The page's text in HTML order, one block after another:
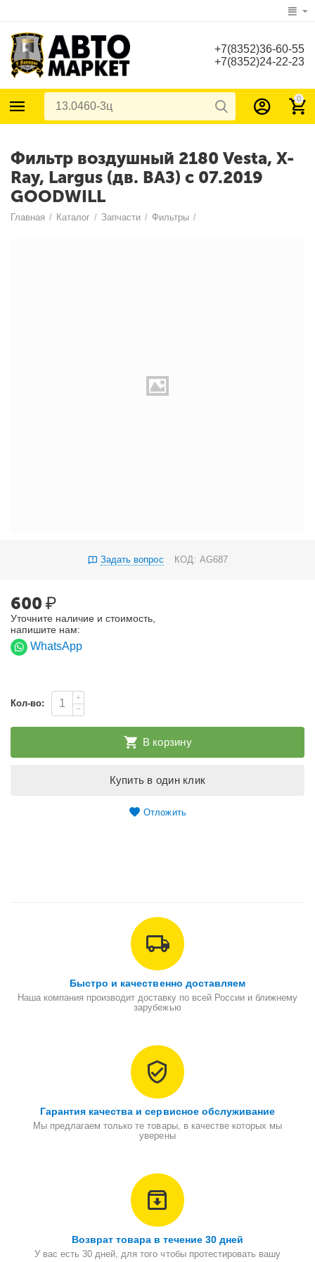
+7(8352)36-60-55
+7(8352)24-22-23
0
Фильтр воздушный 2180 Vesta, X-
Ray, Largus (дв. ВАЗ) с 07.2019
GOODWILL
Главная / Каталог / Запчасти / Фильтры /
Задать вопрос КОД: AG687
600₽
Уточните наличие и стоимость,
напишите нам:
WhatsApp
Кол-во:
+
−
В корзину
Купить в один клик
Отложить
Быстро и качественно доставляем
Наша компания производит доставку по всей России и ближнему
зарубежью
Гарантия качества и сервисное обслуживание
Мы предлагаем только те товары, в качестве которых мы
уверены
Возврат товара в течение 30 дней
У вас есть 30 дней, для того чтобы протестировать вашу